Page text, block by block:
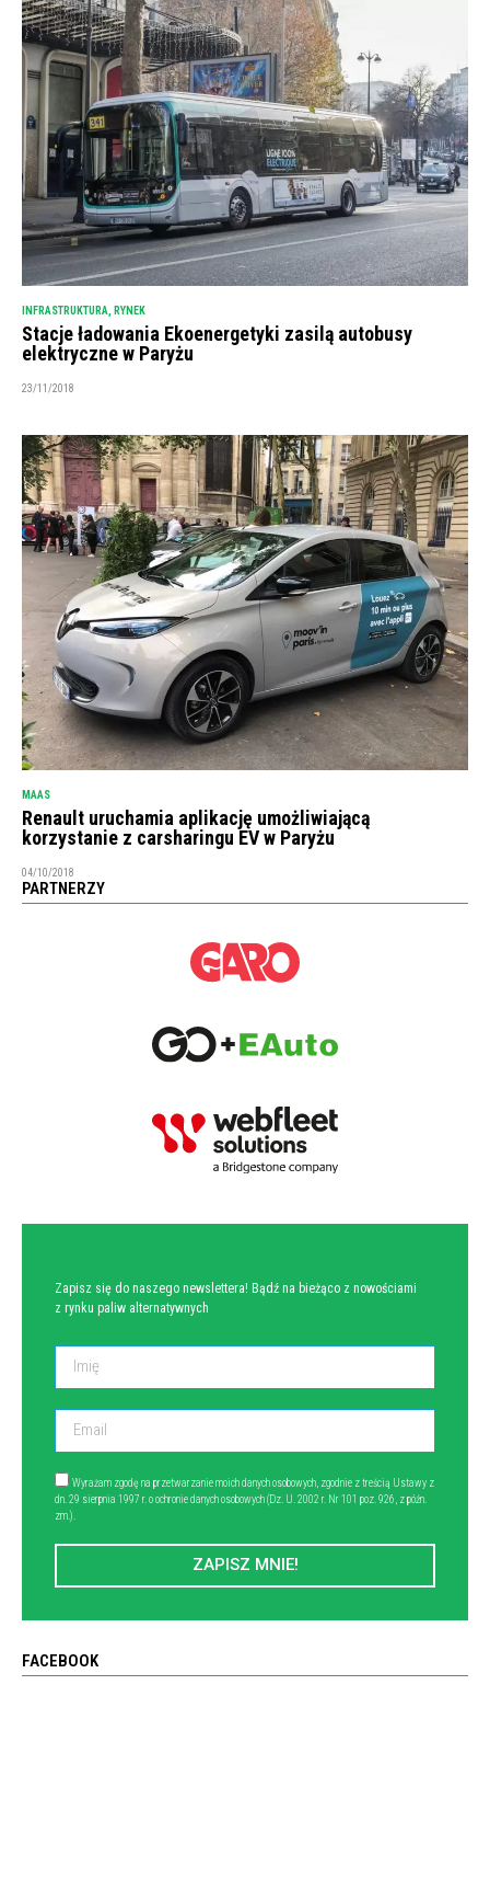
INFRASTRUKTURA RYNEK
Stacje ładowania Ekoenergetyki zasilą autobusy
elektryczne w Paryżu
23/11/2018
MAAS
Renault uruchamia aplikację umożliwiającą
korzystanie z carsharingu EV w Paryżu
04/10/2018
PARTNERZY
Zapisz się do naszego newslettera! Bądź na bieżąco z nowościami
z rynku paliw alternatywnych
Wyrażam zgodę na przetwarzanie moich danych osobowych, zgodnie z treścią Ustawy z
dn. 29 sierpnia 1997 r. o ochronie danych osobowych (Dz. U. 2002 r. Nr 101 poz. 926, z późn.
zm.).
ZAPISZ MNIE!
FACEBOOK